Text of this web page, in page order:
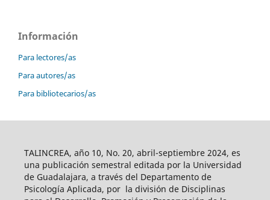
Información
Para lectores/as
Para autores/as
Para bibliotecarios/as
TALINCREA, año 10, No. 20, abril-septiembre 2024, es
una publicación semestral editada por la Universidad
de Guadalajara, a través del Departamento de
Psicología Aplicada, por la división de Disciplinas